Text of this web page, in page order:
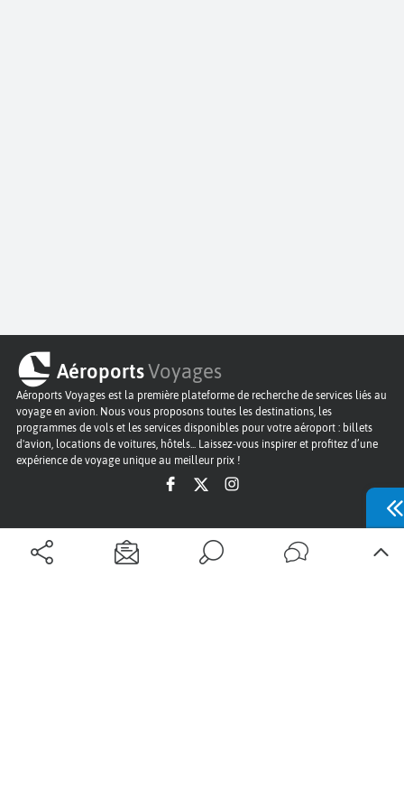
AéroportsVoyages
Aéroports Voyages est la première plateforme de recherche de services liés au
voyage en avion. Nous vous proposons toutes les destinations, les
programmes de vols et les services disponibles pour votre aéroport : billets
d'avion, locations de voitures, hôtels... Laissez-vous inspirer et profitez d’une
expérience de voyage unique au meilleur prix !
Sur Aéroports Voyages